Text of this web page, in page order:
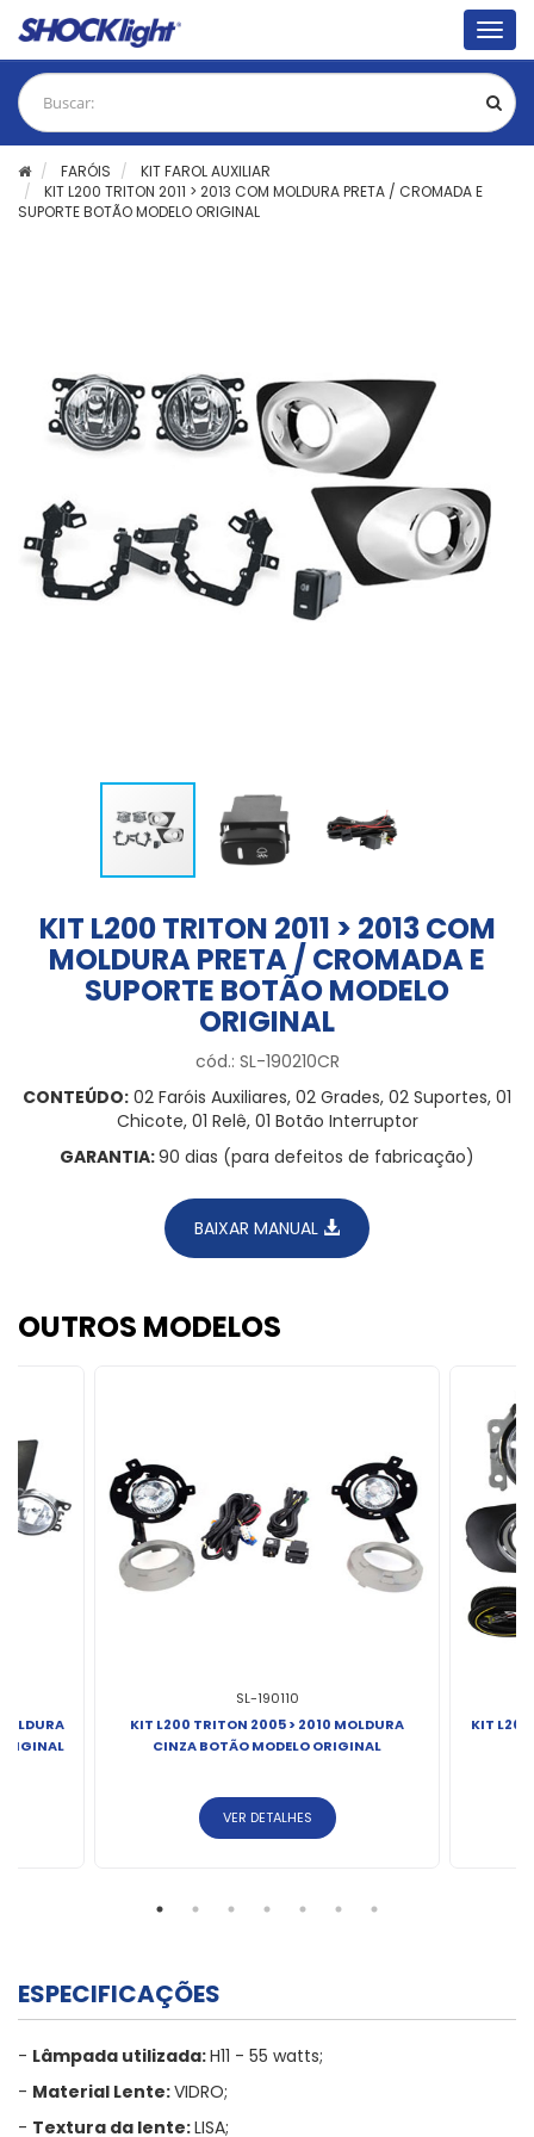
FARÓIS
KIT FAROL AUXILIAR
KIT L200 TRITON 2011 > 2013 COM MOLDURA PRETA / CROMADA E
SUPORTE BOTÃO MODELO ORIGINAL
KIT L200 TRITON 2011 > 2013 COM
MOLDURA PRETA / CROMADA E
SUPORTE BOTÃO MODELO
ORIGINAL
cód.: SL-190210CR
CONTEÚDO: 02 Faróis Auxiliares, 02 Grades, 02 Suportes, 01
Chicote, 01 Relê, 01 Botão Interruptor
GARANTIA:90 dias (para defeitos de fabricação)
BAIXAR MANUAL
OUTROS MODELOS
SL-190110
KIT L200 TRITON 2005 > 2010 MOLDURA
CINZA BOTÃO MODELO ORIGINAL
VER DETALHES
KIT L200
ESPECIFICAÇÕES
- Lâmpada utilizada:H11 - 55 watts;
- Material Lente:VIDRO;
- Textura da lente:LISA;